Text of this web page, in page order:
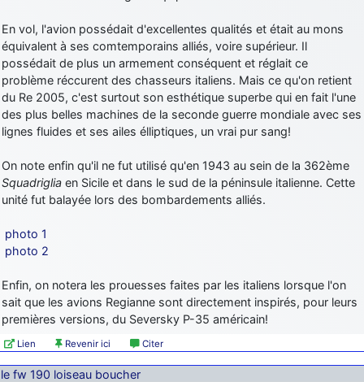
En vol, l'avion possédait d'excellentes qualités et était au mons
équivalent à ses comtemporains alliés, voire supérieur. Il
possédait de plus un armement conséquent et réglait ce
problème réccurent des chasseurs italiens. Mais ce qu'on retient
du Re 2005, c'est surtout son esthétique superbe qui en fait l'une
des plus belles machines de la seconde guerre mondiale avec ses
lignes fluides et ses ailes élliptiques, un vrai pur sang!
On note enfin qu'il ne fut utilisé qu'en 1943 au sein de la 362ème
Squadriglia en Sicile et dans le sud de la péninsule italienne. Cette
unité fut balayée lors des bombardements alliés.
photo 1
photo 2
Enfin, on notera les prouesses faites par les italiens lorsque l'on
sait que les avions Regianne sont directement inspirés, pour leurs
premières versions, du Seversky P-35 américain!
Lien Revenir ici Citer
le fw 190 loiseau boucher